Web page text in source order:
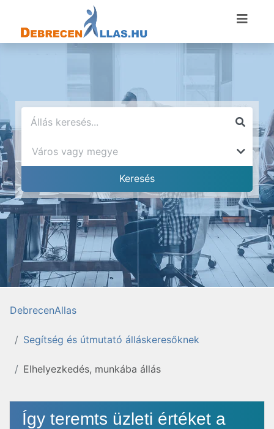
DebrecenAllas
Segítség és útmutató álláskeresőknek
Elhelyezkedés, munkába állás
Így teremts üzleti értéket a